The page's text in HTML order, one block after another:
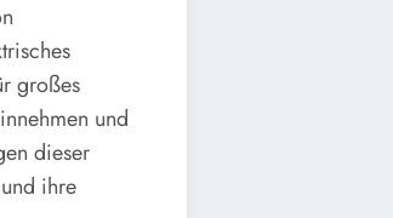
großes
und
dieser
ihre